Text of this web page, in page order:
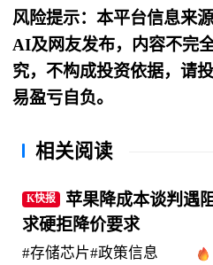
风险提示：本平台信息来
AI及网友发布，内容不完
究，不构成投资依据，请
易盈亏自负。
相关阅读
K快报
苹果降成本谈判遇
求硬拒降价要求
#存储芯片#政策信息